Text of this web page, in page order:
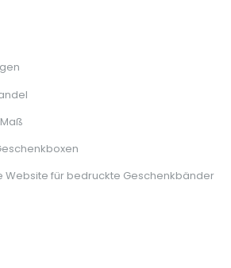
Website für bedruckte Geschenkbänder